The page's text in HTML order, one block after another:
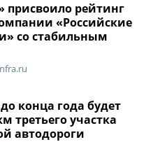
присвоило рейтинг
«Российские
со стабильным
конца года будет
третьего участка
автодороги